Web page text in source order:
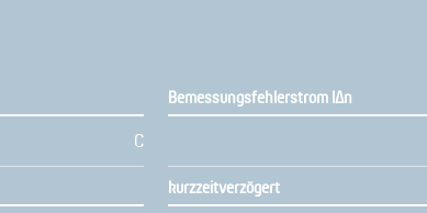
C
Bemessungsfehlerstrom IΔn
kurzzeitverzögert